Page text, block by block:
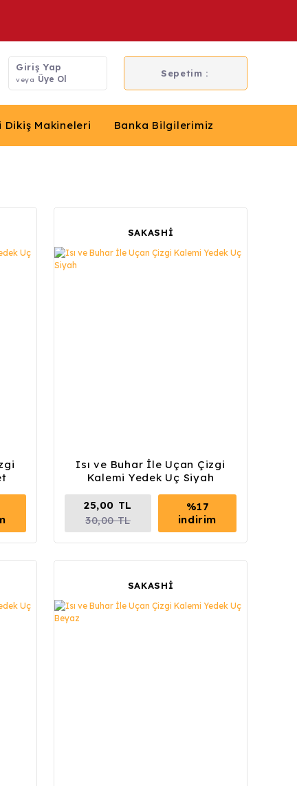
Giriş Yap
veya Üye Ol
Sepetim :
Dikiş Makineleri Banka Bilgilerimiz
SAKASHİ
Isı ve Buhar İle Uçan Çizgi
Kalemi Yedek Uç Siyah
25,00 TL
30,00 TL
%17
indirim
SAKASHİ